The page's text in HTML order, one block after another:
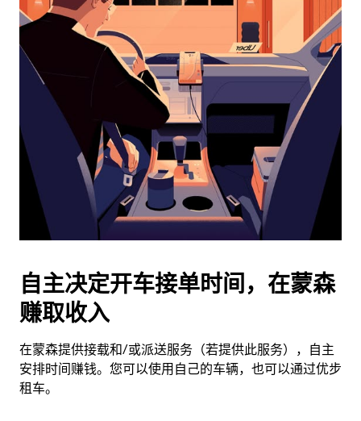
日
并
期。
按
退
闭
日
历。
自主决定开车接单时间，在蒙森
赚取收入
在蒙森提供接载和/或派送服务（若提供此服务），自主
安排时间赚钱。您可以使用自己的车辆，也可以通过优步
租车。